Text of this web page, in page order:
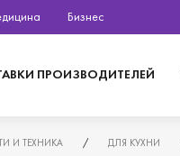
Бизнес
ПРОИЗВОДИТЕЛЕЙ
И ТЕХНИКА / ДЛЯ КУХНИ